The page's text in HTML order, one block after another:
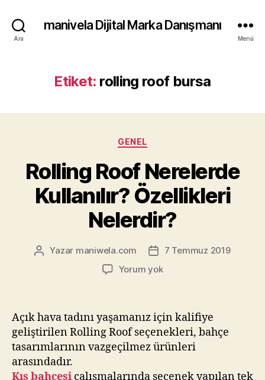
Ara
manivela Dijital Marka Danışmanı
Menü
Etiket: rolling roof bursa
Kategoriler
GENEL
Rolling Roof Nerelerde
Kullanılır? Özellikleri
Nelerdir?
Yazının
Yazar maniwela.com
Yazı
tarihi
7 Temmuz 2019
Yorum yokRolling
Özellikleri
Nelerdir?
Açık hava tadını yaşamanız için kalifiye
geliştirilen Rolling Roof seçenekleri, bahçe
tasarımlarının vazgeçilmez ürünleri
arasındadır.
Kış bahçesi çalışmalarında seçenek yapılan tek